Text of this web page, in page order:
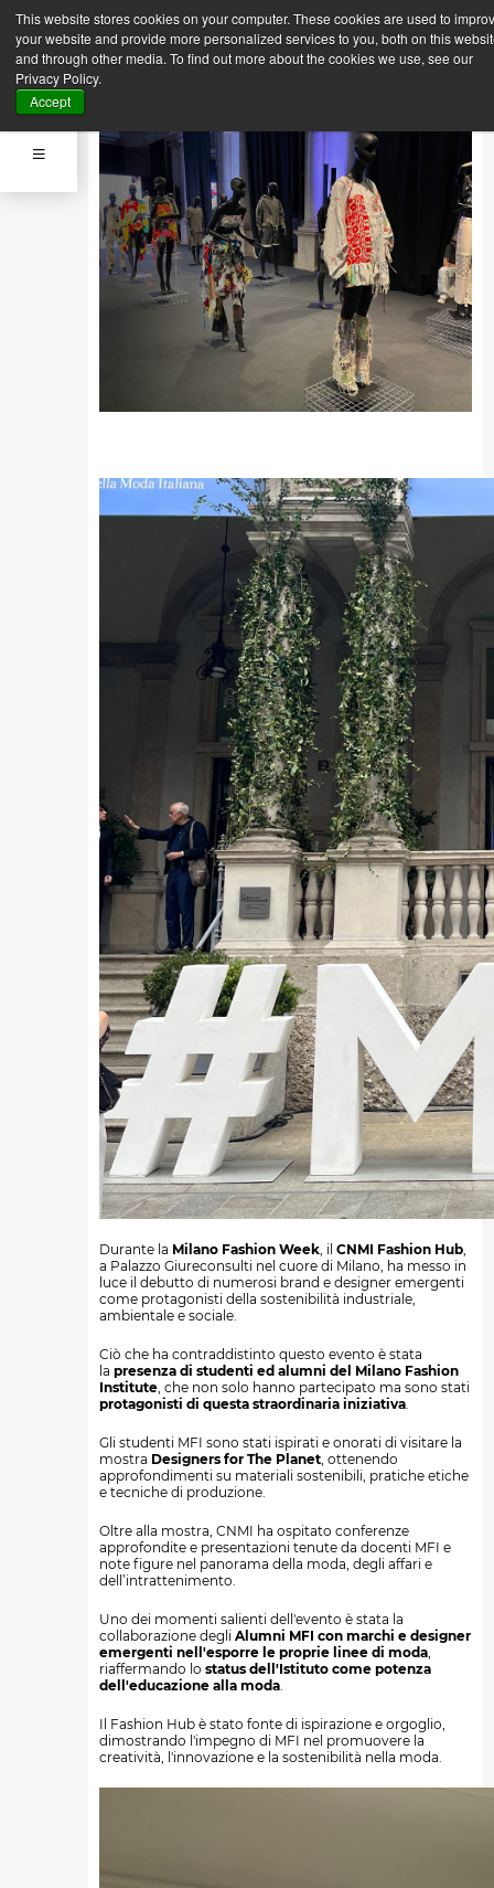
This website stores cookies on your computer. These cookies are used to
your website and provide more personalized services to you, both on this
and through other media. To find out more about the cookies we use, see our
Privacy Policy.
Accept
Indietro Prossima News
News 25 Settembre 2023
CNMI FASHION HUB X MFI
Durante la Milano Fashion Week, il CNMI Fashion Hub,
a Palazzo Giureconsulti nel cuore di Milano, ha messo in
luce il debutto di numerosi brand e designer emergenti
come protagonisti della sostenibilità industriale,
ambientale e sociale.
Ciò che ha contraddistinto questo evento è stata
la presenza di studenti ed alumni del Milano Fashion
Institute, che non solo hanno partecipato ma sono stati
protagonisti di questa straordinaria iniziativa.
Gli studenti MFI sono stati ispirati e onorati di visitare la
mostra Designers for The Planet, ottenendo
approfondimenti su materiali sostenibili, pratiche etiche
e tecniche di produzione.
Oltre alla mostra, CNMI ha ospitato conferenze
approfondite e presentazioni tenute da docenti MFI e
note figure nel panorama della moda, degli affari e
dell’intrattenimento.
Uno dei momenti salienti dell'evento è stata la
collaborazione degli Alumni MFI con marchi e designer
emergenti nell'esporre le proprie linee di moda,
riaffermando lo status dell'Istituto come potenza
dell'educazione alla moda.
Il Fashion Hub è stato fonte di ispirazione e orgoglio,
dimostrando l'impegno di MFI nel promuovere la
creatività, l'innovazione e la sostenibilità nella moda.